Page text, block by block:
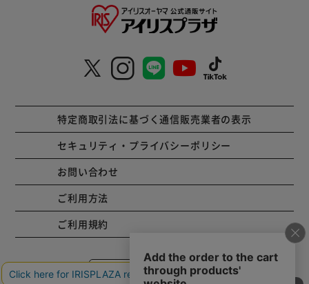
特定商取引法に基づく通信販売業者の表示
セキュリティ・プライバシーポリシー
お問い合わせ
ご利用方法
ご利用規約
コーポレートサイト